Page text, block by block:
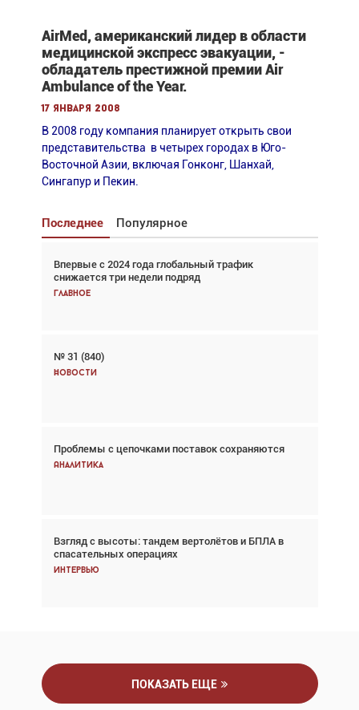
AirMed, американский лидер в области
медицинской экспресс эвакуации, -
обладатель престижной премии Air
Ambulance of the Year.
17 января 2008
В 2008 году компания планирует открыть свои
представительства в четырех городах в Юго-
Восточной Азии, включая Гонконг, Шанхай,
Сингапур и Пекин.
Последнее Популярное
Впервые с 2024 года глобальный трафик
снижается три недели подряд
Главное
№ 31 (840)
Новости
Проблемы с цепочками поставок сохраняются
Аналитика
Взгляд с высоты: тандем вертолётов и БПЛА в
спасательных операциях
Интервью
Взгляд с высоты: тандем вертолётов и БПЛА в
спасательных операциях
Главное
Авиационный фотограф Дэйв Кох: «Фотография
говорит сама за себя... а ИИ всё портит»
Впервые с 2024 года глобальный трафик
снижается три недели подряд
Частный самолёт – это актив. Подходите к
покупке соответствующим образом
Интервью
ПОКАЗАТЬ ЕЩЕ